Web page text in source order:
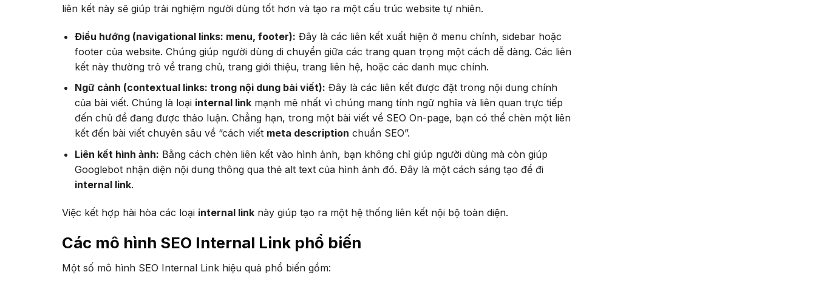
liên kết này sẽ giúp trải nghiệm người dùng tốt hơn và tạo ra một cấu trúc website tự nhiên.
Điều hướng (navigational links: menu, footer): Đây là các liên kết xuất hiện ở menu chính, sidebar hoặc
footer của website. Chúng giúp người dùng di chuyển giữa các trang quan trọng một cách dễ dàng. Các liên
kết này thường trỏ về trang chủ, trang giới thiệu, trang liên hệ, hoặc các danh mục chính.
Ngữ cảnh (contextual links: trong nội dung bài viết): Đây là các liên kết được đặt trong nội dung chính
của bài viết. Chúng là loại internal linkmạnh mẽ nhất vì chúng mang tính ngữ nghĩa và liên quan trực tiếp
đến chủ đề đang được thảo luận. Chẳng hạn, trong một bài viết về SEO On-page, bạn có thể chèn một liên
kết đến bài viết chuyên sâu về “cách viết meta description chuẩn SEO”.
Liên kết hình ảnh: Bằng cách chèn liên kết vào hình ảnh, bạn không chỉ giúp người dùng mà còn giúp
Googlebot nhận diện nội dung thông qua thẻ alt text của hình ảnh đó. Đây là một cách sáng tạo để đi
internal link.
Việc kết hợp hài hòa các loại internal link này giúp tạo ra một hệ thống liên kết nội bộ toàn diện.
Các mô hình SEO Internal Link phổ biến
Một số mô hình SEO Internal Link hiệu quả phổ biến gồm: